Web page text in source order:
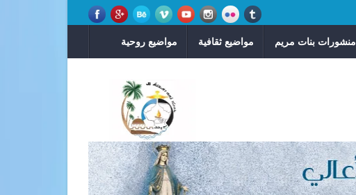
منشورات بنات مريم مواضيع ثقافية مواضيع روحية